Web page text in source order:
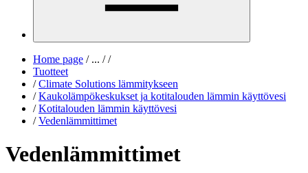
Home page /... / /
Tuotteet
/ Climate Solutions lämmitykseen
/ Kaukolämpökeskukset ja kotitalouden lämmin käyttövesi
/ Kotitalouden lämmin käyttövesi
/ Vedenlämmittimet
Vedenlämmittimet